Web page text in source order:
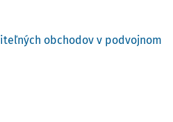
obchodov v podvojnom